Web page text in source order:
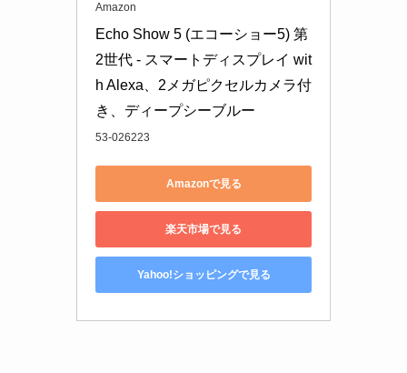
Amazon
Echo Show 5 (エコーショー5) 第
2世代 - スマートディスプレイ wit
h Alexa、2メガピクセルカメラ付
き、ディープシーブルー
53-026223
Amazonで見る
楽天市場で見る
Yahoo!ショッピングで見る